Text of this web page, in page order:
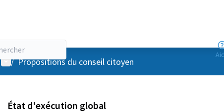
Menu utilisateur
/ Propositions du conseil citoyen
État d'exécution global